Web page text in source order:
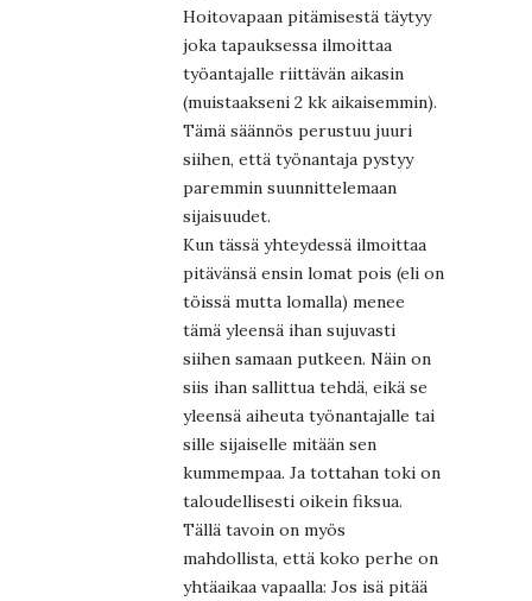
Hoitovapaan pitämisestä täytyy
joka tapauksessa ilmoittaa
työantajalle riittävän aikasin
(muistaakseni 2 kk aikaisemmin).
Tämä säännös perustuu juuri
siihen, että työnantaja pystyy
paremmin suunnittelemaan
sijaisuudet.
Kun tässä yhteydessä ilmoittaa
pitävänsä ensin lomat pois (eli on
töissä mutta lomalla) menee
tämä yleensä ihan sujuvasti
siihen samaan putkeen. Näin on
siis ihan sallittua tehdä, eikä se
yleensä aiheuta työnantajalle tai
sille sijaiselle mitään sen
kummempaa. Ja tottahan toki on
taloudellisesti oikein fiksua.
Tällä tavoin on myös
mahdollista, että koko perhe on
yhtäaikaa vapaalla: Jos isä pitää